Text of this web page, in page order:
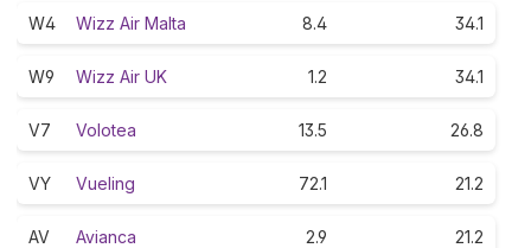
W4 Wizz Air Malta 8.4 34.1
W9 Wizz Air UK 1.2 34.1
V7 Volotea 13.5 26.8
VY Vueling 72.1 21.2
AV Avianca 2.9 21.2